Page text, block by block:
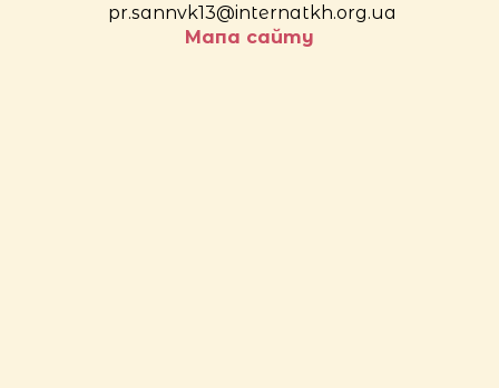
pr.sannvk13@internatkh.org.ua
Мапа сайту